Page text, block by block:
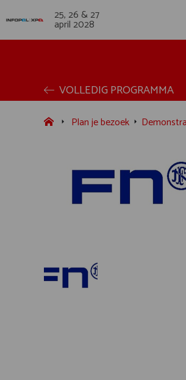
25, 26 & 27
april 2028
VOLLEDIG PROGRAMMA
Plan je bezoek